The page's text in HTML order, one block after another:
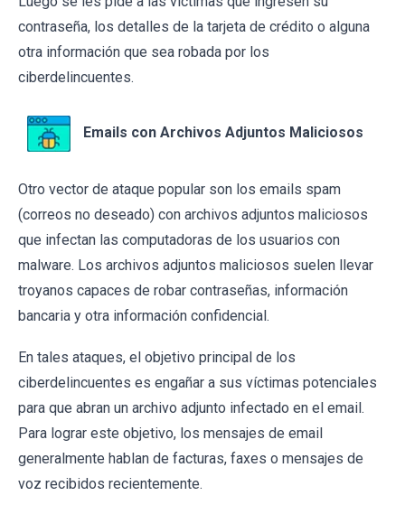
contraseña, los detalles de la tarjeta de crédito o alguna
otra información que sea robada por los
ciberdelincuentes.
Emails con Archivos Adjuntos Maliciosos
Otro vector de ataque popular son los emails spam
(correos no deseado) con archivos adjuntos maliciosos
que infectan las computadoras de los usuarios con
malware. Los archivos adjuntos maliciosos suelen llevar
troyanos capaces de robar contraseñas, información
bancaria y otra información confidencial.
En tales ataques, el objetivo principal de los
ciberdelincuentes es engañar a sus víctimas potenciales
para que abran un archivo adjunto infectado en el email.
Para lograr este objetivo, los mensajes de email
generalmente hablan de facturas, faxes o mensajes de
voz recibidos recientemente.